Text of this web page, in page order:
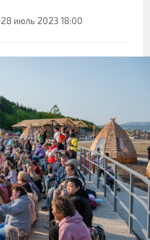
28 июль 2023 18:00